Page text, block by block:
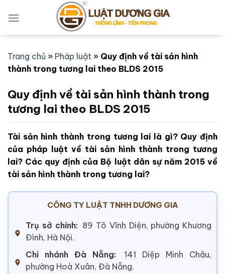
qua
Trang chủ » Pháp luật » Quy định về tài sản hình
thành trong tương lai theo BLDS 2015
Quy định về tài sản hình thành trong
tương lai theo BLDS 2015
Tài sản hình thành trong tương lai là gì? Quy định
của pháp luật về tài sản hình thành trong tương
lai? Các quy định của Bộ luật dân sự năm 2015 về
tài sản hình thành trong tương lai?
CÔNG TY LUẬT TNHH DƯƠNG GIA
Trụ sở chính: 89 Tô Vĩnh Diện, phường Khương
Đình, Hà Nội.
Chi nhánh Đà Nẵng:
141 Diệp Minh Châu,
phường Hoà Xuân, Đà Nẵng.